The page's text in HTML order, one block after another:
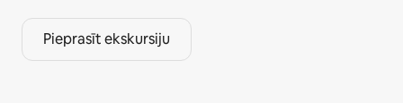
Pieprasīt ekskursiju